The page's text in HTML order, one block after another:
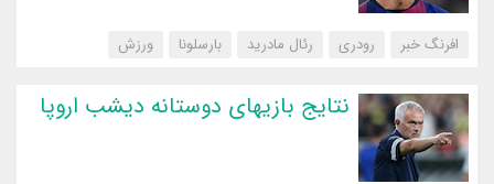
افرنگ خبر رودری رئال مادرید بارسلونا ‌ورزش
نتایج بازیهای دوستانه دیشب اروپا